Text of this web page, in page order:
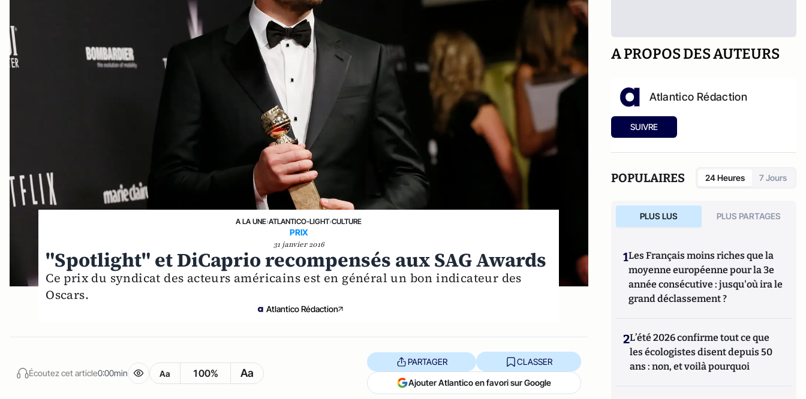
A LA UNE›ATLANTICO-LIGHT›CULTURE
PRIX
31 janvier 2016
"Spotlight" et DiCaprio recompensés aux SAG Awards
Ce prix du syndicat des acteurs américains est en général un bon indicateur des
Oscars.
Atlantico Rédaction
Écoutez cet article0:00min Aa 100% Aa
PARTAGER CLASSER
Ajouter Atlantico en favori sur Google
A PROPOS DES AUTEURS
Atlantico Rédaction
SUIVRE
POPULAIRES 24 Heures 7 Jours
PLUS LUS PLUS PARTAGES
1Les Français moins riches que la
moyenne européenne pour la 3e
année consécutive : jusqu'où ira le
grand déclassement ?
2L’été 2026 confirme tout ce que
les écologistes disent depuis 50
ans : non, et voilà pourquoi